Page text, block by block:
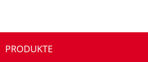
PRODUKTE